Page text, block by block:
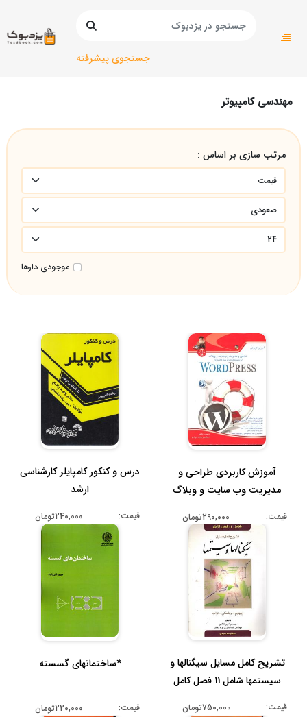
جستجوی پیشرفته
صفحه اصلی
مهندسی کامپیوتر
مرتب سازی بر اساس :
موجودی دارها
آموزش کاربردی طراحی و
مدیریت وب سایت و وبلاگ
قیمت: 290,000تومان
درس و کنکور کامپایلر کارشناسی
ارشد
قیمت: 240,000تومان
تشریح کامل مسایل سیگنالها و
سیستمها شامل 11 فصل کامل
قیمت: 750,000تومان
*ساختمانهای گسسته
قیمت: 220,000تومان